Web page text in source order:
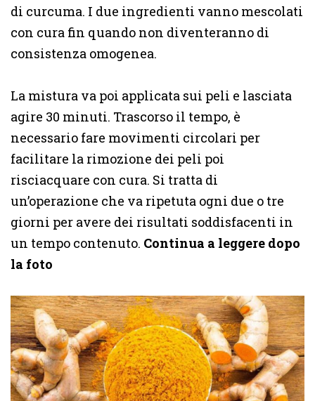
di curcuma. I due ingredienti vanno mescolati
con cura fin quando non diventeranno di
consistenza omogenea.
La mistura va poi applicata sui peli e lasciata
agire 30 minuti. Trascorso il tempo, è
necessario fare movimenti circolari per
facilitare la rimozione dei peli poi
risciacquare con cura. Si tratta di
un’operazione che va ripetuta ogni due o tre
giorni per avere dei risultati soddisfacenti in
un tempo contenuto. Continua a leggere dopo
la foto